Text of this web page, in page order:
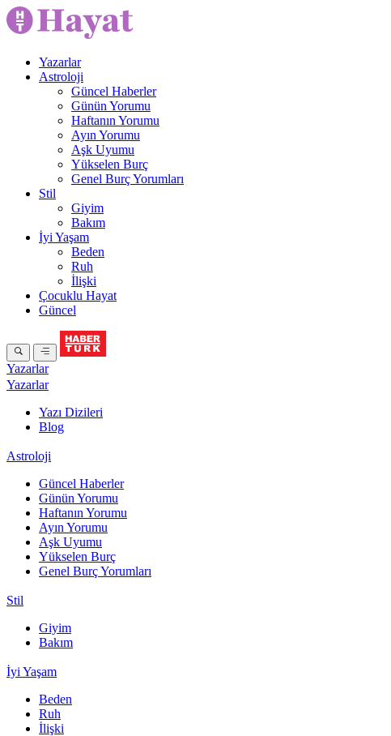
Yazarlar
Astroloji
Güncel Haberler
Günün Yorumu
Haftanın Yorumu
Ayın Yorumu
Aşk Uyumu
Yükselen Burç
Genel Burç Yorumları
Stil
Giyim
Bakım
İyi Yaşam
Beden
Ruh
İlişki
Çocuklu Hayat
Güncel
Yazarlar
Yazarlar
Yazı Dizileri
Blog
Astroloji
Güncel Haberler
Günün Yorumu
Haftanın Yorumu
Ayın Yorumu
Aşk Uyumu
Yükselen Burç
Genel Burç Yorumları
Stil
Giyim
Bakım
İyi Yaşam
Beden
Ruh
İlişki